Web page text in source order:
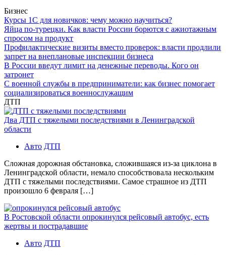
Бизнес
Курсы 1С для новичков: чему можно научиться?
Яйца по-турецки. Как власти России борются с ажиотажным
спросом на продукт
Профилактические визиты вместо проверок: власти продлили
запрет на внеплановые инспекции бизнеса
В России введут лимит на денежные переводы. Кого он
затронет
С военной службы в предприниматели: как бизнес помогает
социализироваться военнослужащим
ДТП
Два ДТП с тяжелыми последствиями в Ленинградской
области
Авто ДТП
Сложная дорожная обстановка, сложившаяся из-за циклона в
Ленинградской области, немало способствовала нескольким
ДТП с тяжелыми последствиями. Самое страшное из ДТП
произошло 6 февраля […]
В Ростовской области опрокинулся рейсовый автобус, есть
жертвы и пострадавшие
Авто ДТП